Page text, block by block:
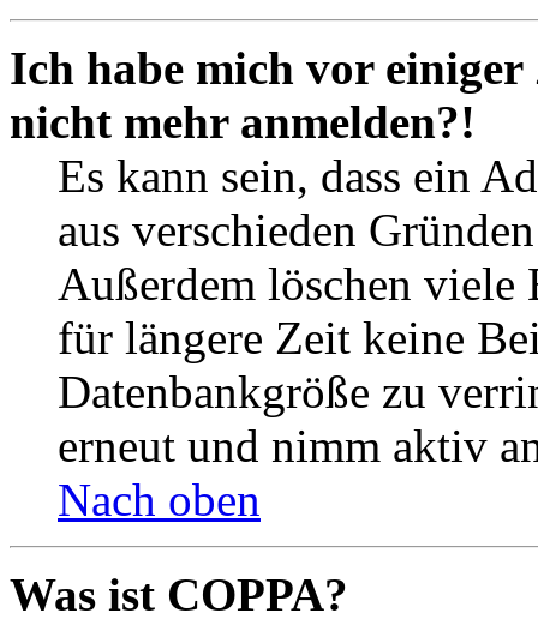
Ich habe mich vor
nicht mehr anmelden?!
Es kann sein, dass ein
aus verschieden
Außerdem löschen viele
für längere Zeit keine
Datenbankgröße zu
erneut und nimm aktiv
Nach oben
Was ist COPPA?